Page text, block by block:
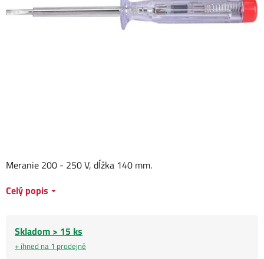
Meranie 200 - 250 V, dĺžka 140 mm.
Celý popis
Skladom > 15 ks
+ ihned na 1 prodejně